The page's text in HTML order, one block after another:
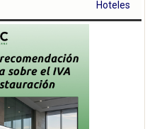
Hoteles